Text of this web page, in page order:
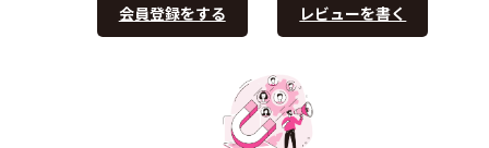
会員登録をする レビューを書く